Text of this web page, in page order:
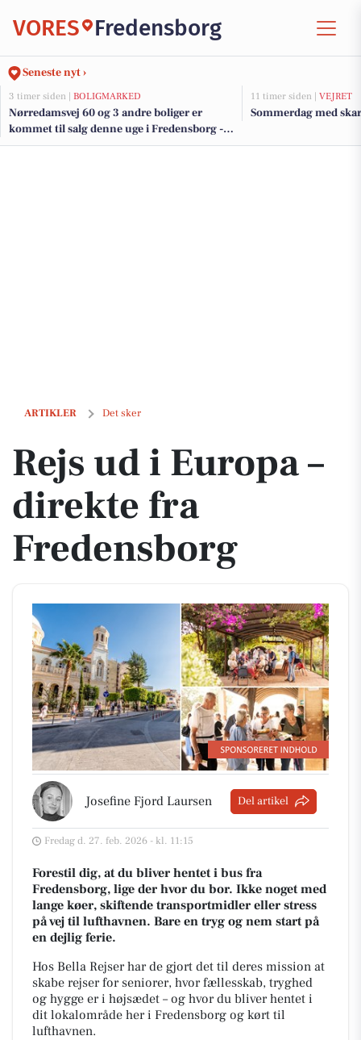
VORES Fredensborg
Seneste nyt ›
3 timer siden | BOLIGMARKED
Nørredamsvej 60 og 3 andre boliger er
kommet til salg denne uge i Fredensborg -
se boligerne her.
11 timer siden | VEJRET
Sommerdag med
ARTIKLER Det sker
Rejs ud i Europa – direkte fra Fredensborg
Rejs ud i Europa –
direkte fra
Fredensborg
Josefine Fjord Laursen Del artikel
Fredag d. 27. feb. 2026 - kl. 11:15
Forestil dig, at du bliver hentet i bus fra
Fredensborg, lige der hvor du bor. Ikke noget med
lange køer, skiftende transportmidler eller stress
på vej til lufthavnen. Bare en tryg og nem start på
en dejlig ferie.
Hos Bella Rejser har de gjort det til deres mission at
skabe rejser for seniorer, hvor fællesskab, tryghed
og hygge er i højsædet – og hvor du bliver hentet i
dit lokalområde her i Fredensborg og kørt til
lufthavnen.